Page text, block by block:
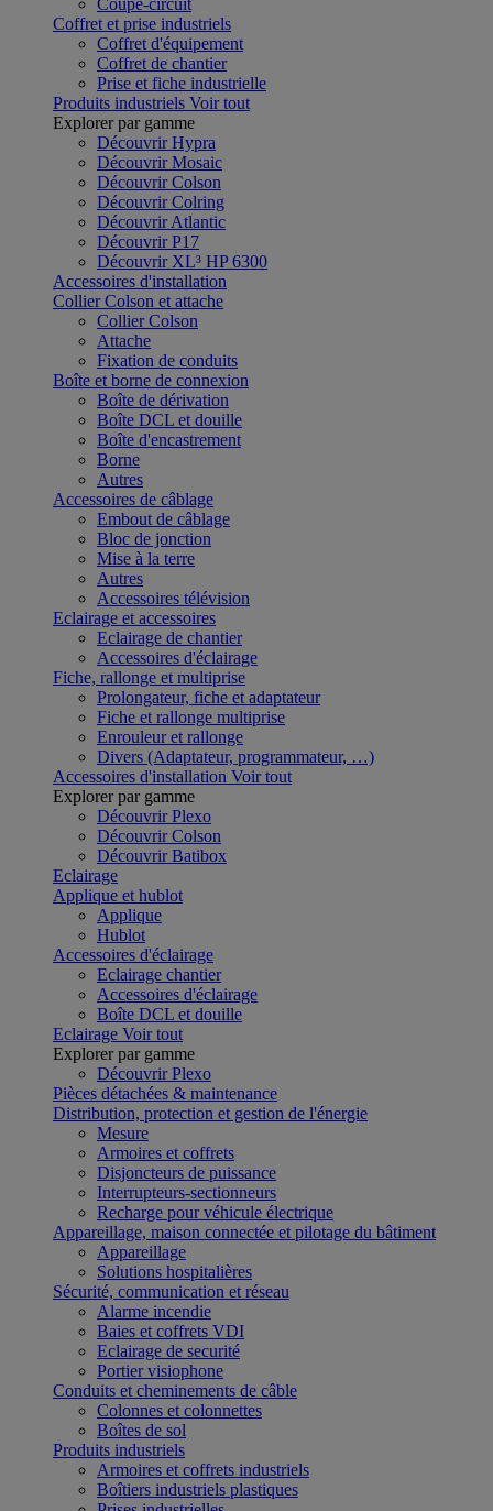
Coupe-circuit
Coffret et prise industriels
Coffret d'équipement
Coffret de chantier
Prise et fiche industrielle
Produits industriels Voir tout
Explorer par gamme
Découvrir Hypra
Découvrir Mosaic
Découvrir Colson
Découvrir Colring
Découvrir Atlantic
Découvrir P17
Découvrir XL³ HP 6300
Accessoires d'installation
Collier Colson et attache
Collier Colson
Attache
Fixation de conduits
Boîte et borne de connexion
Boîte de dérivation
Boîte DCL et douille
Boîte d'encastrement
Borne
Autres
Accessoires de câblage
Embout de câblage
Bloc de jonction
Mise à la terre
Autres
Accessoires télévision
Eclairage et accessoires
Eclairage de chantier
Accessoires d'éclairage
Fiche, rallonge et multiprise
Prolongateur, fiche et adaptateur
Fiche et rallonge multiprise
Enrouleur et rallonge
Divers (Adaptateur, programmateur, …)
Accessoires d'installation Voir tout
Explorer par gamme
Découvrir Plexo
Découvrir Colson
Découvrir Batibox
Eclairage
Applique et hublot
Applique
Hublot
Accessoires d'éclairage
Eclairage chantier
Accessoires d'éclairage
Boîte DCL et douille
Eclairage Voir tout
Explorer par gamme
Découvrir Plexo
Pièces détachées & maintenance
Distribution, protection et gestion de l'énergie
Mesure
Armoires et coffrets
Disjoncteurs de puissance
Interrupteurs-sectionneurs
Recharge pour véhicule électrique
Appareillage, maison connectée et pilotage du bâtiment
Appareillage
Solutions hospitalières
Sécurité, communication et réseau
Alarme incendie
Baies et coffrets VDI
Eclairage de securité
Portier visiophone
Conduits et cheminements de câble
Colonnes et colonnettes
Boîtes de sol
Produits industriels
Armoires et coffrets industriels
Boîtiers industriels plastiques